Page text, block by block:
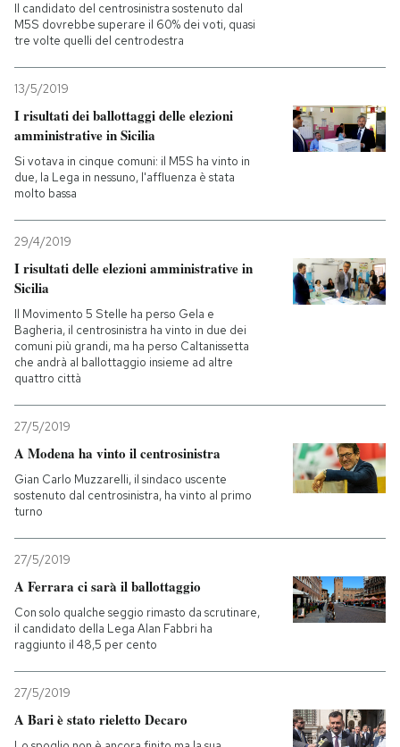
Il candidato del centrosinistra sostenuto dal
M5S dovrebbe superare il 60% dei voti, quasi
tre volte quelli del centrodestra
13/5/2019
I risultati dei ballottaggi delle elezioni
amministrative in Sicilia
Si votava in cinque comuni: il M5S ha vinto in
due, la Lega in nessuno, l'affluenza è stata
molto bassa
29/4/2019
I risultati delle elezioni amministrative in
Sicilia
Il Movimento 5 Stelle ha perso Gela e
Bagheria, il centrosinistra ha vinto in due dei
comuni più grandi, ma ha perso Caltanissetta
che andrà al ballottaggio insieme ad altre
quattro città
27/5/2019
A Modena ha vinto il centrosinistra
Gian Carlo Muzzarelli, il sindaco uscente
sostenuto dal centrosinistra, ha vinto al primo
turno
27/5/2019
A Ferrara ci sarà il ballottaggio
Con solo qualche seggio rimasto da scrutinare,
il candidato della Lega Alan Fabbri ha
raggiunto il 48,5 per cento
27/5/2019
A Bari è stato rieletto Decaro